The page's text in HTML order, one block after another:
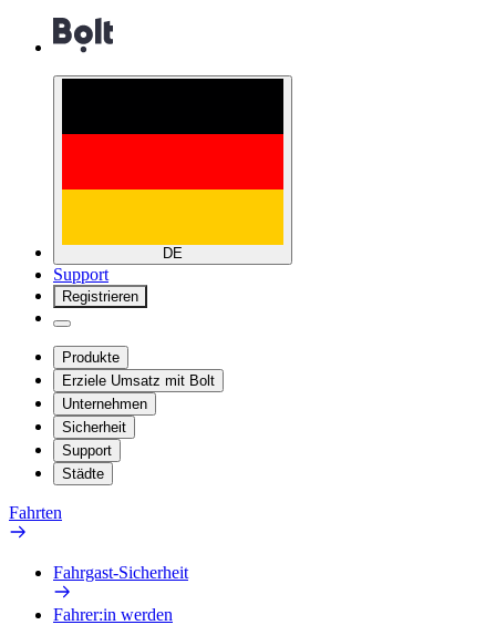
DE
Support
Registrieren
Produkte
Erziele Umsatz mit Bolt
Unternehmen
Sicherheit
Support
Städte
Fahrten
Fahrgast-Sicherheit
Fahrer:in werden